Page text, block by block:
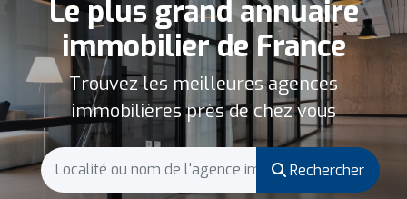
Le plus grand annuaire
immobilier de France
Trouvez les meilleures agences
immobilières près de chez vous
Rechercher